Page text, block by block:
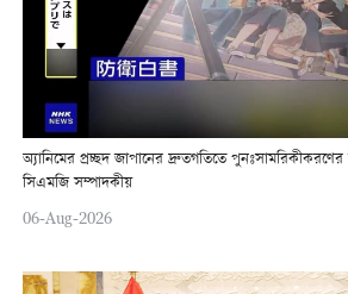
অ্যানিমের প্রচ্ছদ জাপানের দ্রুতগতিতে পুনঃসামরিকীকরণের
সিএমজি সম্পাদকীয়
06-Aug-2026